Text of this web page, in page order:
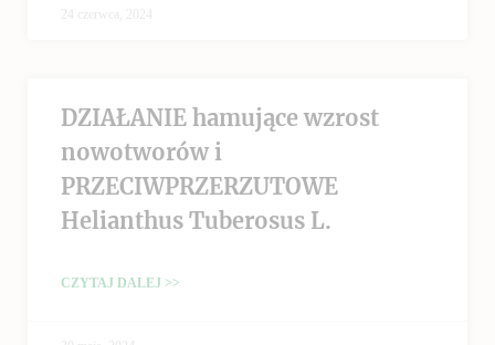
24 czerwca, 2024
DZIAŁANIE hamujące wzrost
nowotworów i
PRZECIWPRZERZUTOWE
Helianthus Tuberosus L.
CZYTAJ DALEJ >>